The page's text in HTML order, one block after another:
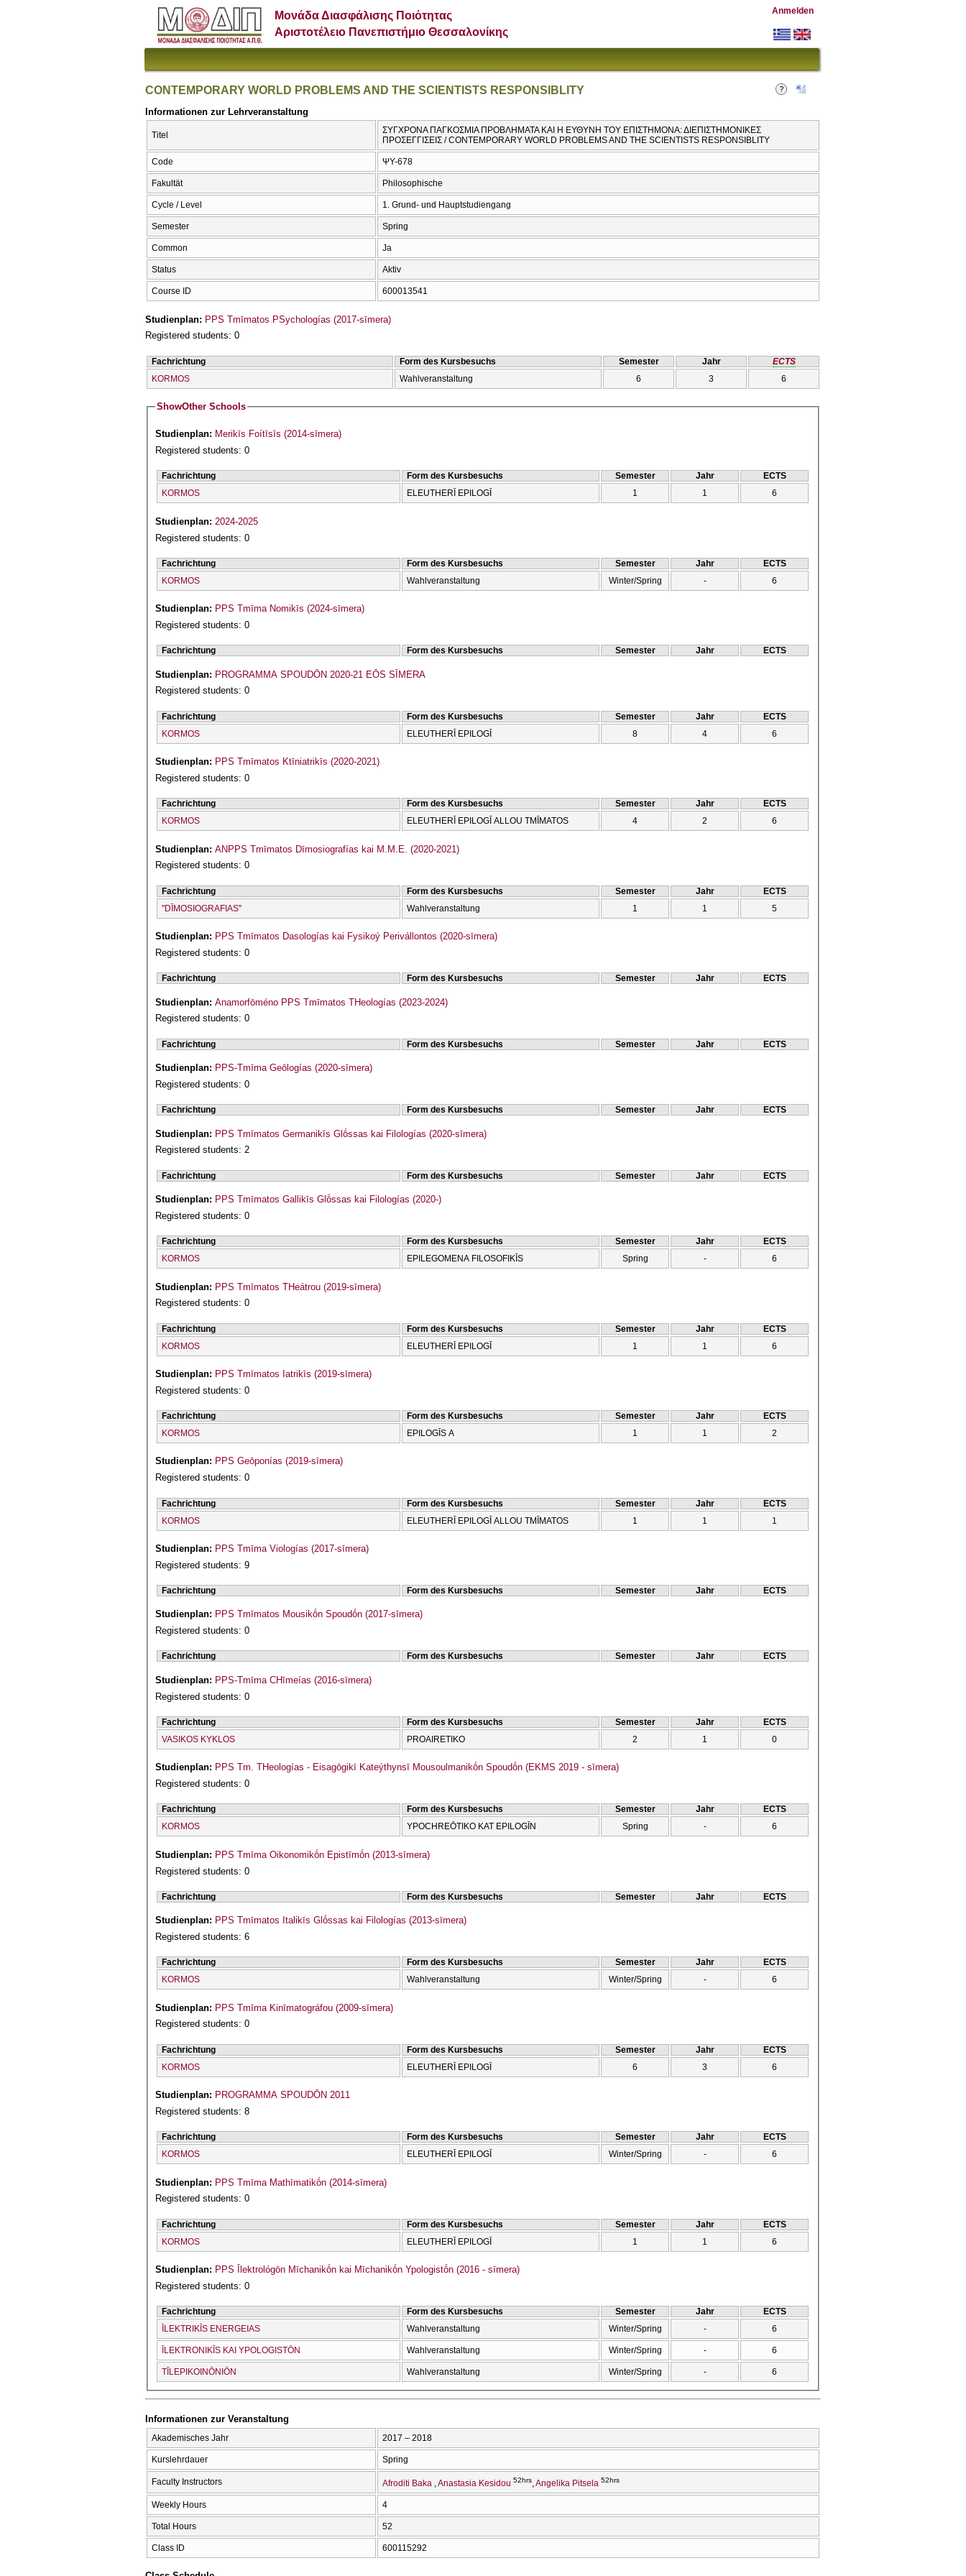
Μονάδα Διασφάλισης Ποιότητας
Αριστοτέλειο Πανεπιστήμιο Θεσσαλονίκης
Anmelden
CONTEMPORARY WORLD PROBLEMS AND THE SCIENTISTS RESPONSIBLITY
Informationen zur Lehrveranstaltung
Titel
ΣΥΓΧΡΟΝΑ ΠΑΓΚΟΣΜΙΑ ΠΡΟΒΛΗΜΑΤΑ ΚΑΙ Η ΕΥΘΥΝΗ ΤΟΥ ΕΠΙΣΤΗΜΟΝΑ: ΔΙΕΠΙΣΤΗΜΟΝΙΚΕΣ
ΠΡΟΣΕΓΓΙΣΕΙΣ / CONTEMPORARY WORLD PROBLEMS AND THE SCIENTISTS RESPONSIBLITY
Code ΨΥ-678
Fakultät Philosophische
Cycle / Level 1. Grund- und Hauptstudiengang
Semester Spring
Common Ja
Status Aktiv
Course ID 600013541
Studienplan: PPS Tmīmatos PSychologías (2017-sīmera)
Registered students: 0
Fachrichtung Form des Kursbesuchs Semester Jahr
ECTS
KORMOS
Wahlveranstaltung 6 3 6
ShowOther Schools
Studienplan: Merikīs Foítīsīs (2014-sīmera)
Registered students: 0
Fachrichtung Form des Kursbesuchs Semester Jahr
ECTS
KORMOS
ELEUTHERĪ EPILOGĪ 1 1 6
Studienplan: 2024-2025
Registered students: 0
Fachrichtung Form des Kursbesuchs Semester Jahr
ECTS
KORMOS
Wahlveranstaltung Winter/Spring - 6
Studienplan: PPS Tmīma Nomikīs (2024-sīmera)
Registered students: 0
Fachrichtung Form des Kursbesuchs Semester Jahr ECTS
Studienplan: PROGRAMMA SPOUDŌN 2020-21 EŌS SĪMERA
Registered students: 0
Fachrichtung Form des Kursbesuchs Semester Jahr
ECTS
KORMOS
ELEUTHERĪ EPILOGĪ 8 4 6
Studienplan: PPS Tmīmatos Ktīniatrikīs (2020-2021)
Registered students: 0
Fachrichtung Form des Kursbesuchs Semester Jahr
ECTS
KORMOS
ELEUTHERĪ EPILOGĪ ALLOU TMĪMATOS 4 2 6
Studienplan:ANPPS Tmīmatos Dīmosiografías kai M.M.E. (2020-2021)
Registered students: 0
Fachrichtung Form des Kursbesuchs Semester Jahr
ECTS
''DĪMOSIOGRAFIAS''
Wahlveranstaltung 1 1 5
Studienplan: PPS Tmīmatos Dasologías kai Fysikoý Perivállontos (2020-sīmera)
Registered students: 0
Fachrichtung Form des Kursbesuchs Semester Jahr ECTS
Studienplan:
Anamorfōméno PPS Tmīmatos THeologías (2023-2024)
Registered students: 0
Fachrichtung Form des Kursbesuchs Semester Jahr ECTS
Studienplan: PPS-Tmīma Geōlogías (2020-sīmera)
Registered students: 0
Fachrichtung Form des Kursbesuchs Semester Jahr ECTS
Studienplan: PPS Tmīmatos Germanikīs Glṓssas kai Filologías (2020-sīmera)
Registered students: 2
Fachrichtung Form des Kursbesuchs Semester Jahr ECTS
Studienplan: PPS Tmīmatos Gallikīs Glṓssas kai Filologías (2020-)
Registered students: 0
Fachrichtung Form des Kursbesuchs Semester Jahr
ECTS
KORMOS
EPILEGOMENA FILOSOFIKĪS Spring - 6
Studienplan: PPS Tmīmatos THeátrou (2019-sīmera)
Registered students: 0
Fachrichtung Form des Kursbesuchs Semester Jahr
ECTS
KORMOS
ELEUTHERĪ EPILOGĪ 1 1 6
Studienplan: PPS Tmīmatos Iatrikīs (2019-sīmera)
Registered students: 0
Fachrichtung Form des Kursbesuchs Semester Jahr
ECTS
KORMOS
EPILOGĪS A 1 1 2
Studienplan: PPS Geōponías (2019-sīmera)
Registered students: 0
Fachrichtung Form des Kursbesuchs Semester Jahr
ECTS
KORMOS
ELEUTHERĪ EPILOGĪ ALLOU TMĪMATOS 1 1 1
Studienplan: PPS Tmīma Viologías (2017-sīmera)
Registered students: 9
Fachrichtung Form des Kursbesuchs Semester Jahr ECTS
Studienplan: PPS Tmīmatos Mousikṓn Spoudṓn (2017-sīmera)
Registered students: 0
Fachrichtung Form des Kursbesuchs Semester Jahr ECTS
Studienplan: PPS-Tmīma CΗīmeías (2016-sīmera)
Registered students: 0
Fachrichtung Form des Kursbesuchs Semester Jahr
ECTS
VASIKOS KYKLOS
PROAIRETIKO 2 1 0
Studienplan: PPS Tm. THeologías - Eisagōgikī Kateýthynsī Mousoulmanikṓn Spoudṓn (EKMS 2019 - sīmera)
Registered students: 0
Fachrichtung Form des Kursbesuchs Semester Jahr
ECTS
KORMOS
YPOCΗREŌTIKO KAT EPILOGĪN Spring - 6
Studienplan: PPS Tmīma Oikonomikṓn Epistīmṓn (2013-sīmera)
Registered students: 0
Fachrichtung Form des Kursbesuchs Semester Jahr ECTS
Studienplan: PPS Tmīmatos Italikīs Glṓssas kai Filologías (2013-sīmera)
Registered students: 6
Fachrichtung Form des Kursbesuchs Semester Jahr
ECTS
KORMOS
Wahlveranstaltung Winter/Spring - 6
Studienplan: PPS Tmīma Kinīmatográfou (2009-sīmera)
Registered students: 0
Fachrichtung Form des Kursbesuchs Semester Jahr
ECTS
KORMOS
ELEUTHERĪ EPILOGĪ 6 3 6
Studienplan: PROGRAMMA SPOUDŌN 2011
Registered students: 8
Fachrichtung Form des Kursbesuchs Semester Jahr
ECTS
KORMOS
ELEUTHERĪ EPILOGĪ Winter/Spring - 6
Studienplan: PPS Tmīma Mathīmatikṓn (2014-sīmera)
Registered students: 0
Fachrichtung Form des Kursbesuchs Semester Jahr
ECTS
KORMOS
ELEUTHERĪ EPILOGĪ 1 1 6
Studienplan: PPS Īlektrológōn Mīchanikṓn kai Mīchanikṓn Ypologistṓn (2016 - sīmera)
Registered students: 0
Fachrichtung Form des Kursbesuchs Semester Jahr
ECTS
ĪLEKTRIKĪS ENERGEIAS
Wahlveranstaltung Winter/Spring - 6
ĪLEKTRONIKĪS KAI YPOLOGISTŌN Wahlveranstaltung Winter/Spring - 6
TĪLEPIKOINŌNIŌN Wahlveranstaltung Winter/Spring - 6
Informationen zur Veranstaltung
Akademisches Jahr 2017 – 2018
Kurslehrdauer Spring
Faculty Instructors Afroditi Baka Anastasia Kesidou 52hrs Angelika Pitsela 52hrs
Weekly Hours 4
Total Hours 52
Class ID 600115292